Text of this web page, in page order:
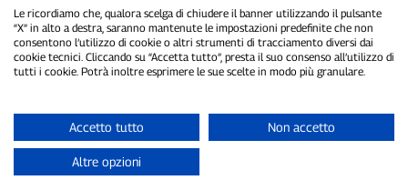
Privacy Policy-Cookie Policy
"Se è successo davvero, lo trovi su P300.it"
Copyright © P300.it 2012-2026
Le ricordiamo che, qualora scelga di chiudere il banner utilizzando il pulsante
“X” in alto a destra, saranno mantenute le impostazioni predefinite che non
consentono l’utilizzo di cookie o altri strumenti di tracciamento diversi dai
cookie tecnici. Cliccando su “Accetta tutto”, presta il suo consenso all’utilizzo di
tutti i cookie. Potrà inoltre esprimere le sue scelte in modo più granulare.
Accetto tutto Non accetto
Altre opzioni